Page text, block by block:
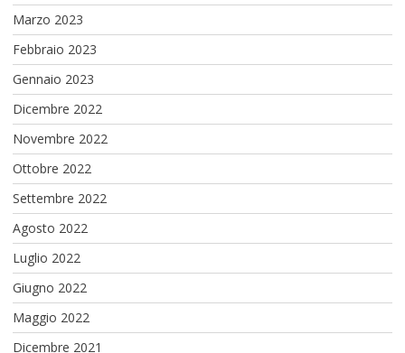
Marzo 2023
Febbraio 2023
Gennaio 2023
Dicembre 2022
Novembre 2022
Ottobre 2022
Settembre 2022
Agosto 2022
Luglio 2022
Giugno 2022
Maggio 2022
Dicembre 2021